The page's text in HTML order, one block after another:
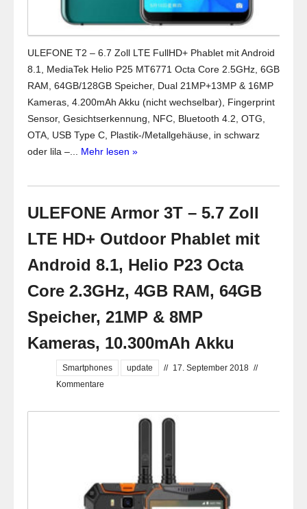
ULEFONE T2 – 6.7 Zoll LTE FullHD+ Phablet mit Android
8.1, MediaTek Helio P25 MT6771 Octa Core 2.5GHz, 6GB
RAM, 64GB/128GB Speicher, Dual 21MP+13MP & 16MP
Kameras, 4.200mAh Akku (nicht wechselbar), Fingerprint
Sensor, Gesichtserkennung, NFC, Bluetooth 4.2, OTG,
OTA, USB Type C, Plastik-/Metallgehäuse, in schwarz
oder lila –... Mehr lesen »
ULEFONE Armor 3T – 5.7 Zoll
LTE HD+ Outdoor Phablet mit
Android 8.1, Helio P23 Octa
Core 2.3GHz, 4GB RAM, 64GB
Speicher, 21MP & 8MP
Kameras, 10.300mAh Akku
Smartphones update // 17. September 2018 //
Kommentare